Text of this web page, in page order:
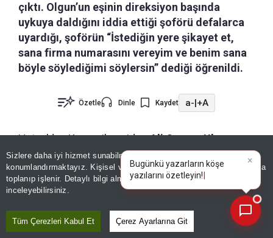
Sizlere daha iyi hizmet sunabilmek adına sitemizde
konumlandırmaktayız. Kişisel verileriniz, KVKK ve GDPR kapsamında
toplanıp işlenir. Detaylı bilgi almak içinAydınlatma Metnimizi
inceleyebilirsiniz.
Tüm Çerezleri Kabul Et Çerez Ayarlarına Git
çıktı. Olgun’un eşinin direksiyon başında
uykuya daldığını iddia ettiği şoförü defalarca
uyardığı, şoförün “İstediğin yere şikayet et,
sana firma numarasını vereyim ve benim sana
böyle söylediğimi söylersin” dediği öğrenildi.
Özetle Dinle Kaydet a-|+A
Hatay'dan Kayseri'ye gidenAli Osman Ulusoy
otobüs firmasına ait yolcu otobüsü
çıkarak devrilmiş, Antakyalı62 yaşındaki
Gülümser Olgun hayatını kaybetmiş, 22 kişi de
Kazada hayatını kaybeden Olgun,
Dikmece Mahallesi'nde defnedilirken, 36 yıllık eşi
Bugünkü yazarla